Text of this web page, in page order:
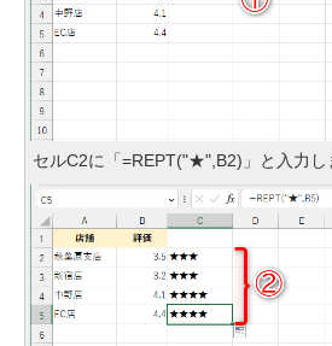
セルC2に「=REPT("★",B2)」と入力し